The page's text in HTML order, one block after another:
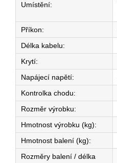
Umístění:
Příkon:
Délka kabelu:
Krytí:
Napájecí napětí:
Kontrolka chodu:
Rozměr výrobku:
Hmotnost výrobku (kg):
Hmotnost balení (kg):
Rozměry balení / délka